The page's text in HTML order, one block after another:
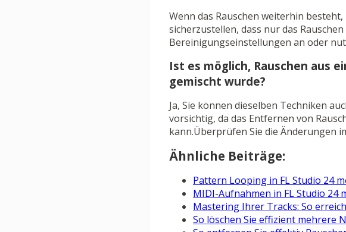
Wenn das Rauschen weiterhin
sicherzustellen, dass nur das
Bereinigungseinstellungen an oder
Ist es möglich, Rauschen aus
gemischt wurde?
Ja, Sie können dieselben Techniken
vorsichtig, da das Entfernen von
kann.Überprüfen Sie die Änderungen
Ähnliche Beiträge:
Pattern Looping in FL Studio 24
MIDI-Aufnahmen in FL Studio 24
Mastering Ihrer Tracks: So
So löschen Sie effizient mehrere